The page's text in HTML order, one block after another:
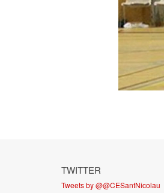
TWITTER
Tweets by @@CESantNicolau